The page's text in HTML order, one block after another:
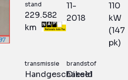
stand
229.582
km
11-
2018
110
kW
(147
pk)
transmissie
Handgeschakeld
brandstof
Diesel